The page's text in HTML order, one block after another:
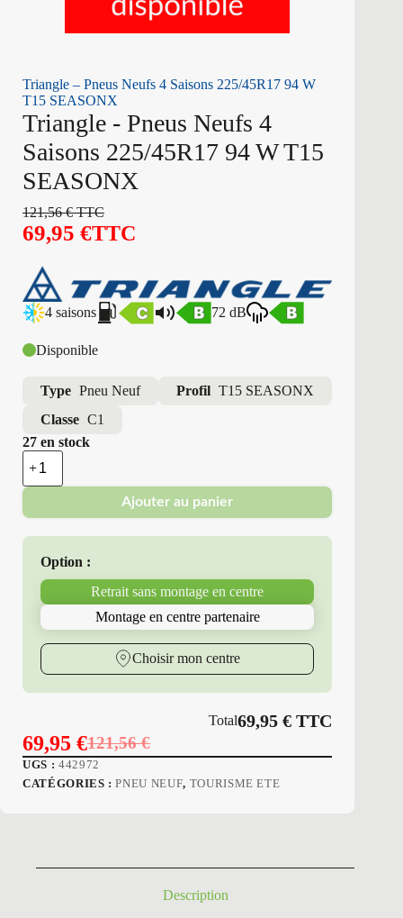
Triangle – Pneus Neufs 4 Saisons 225/45R17 94 W
T15 SEASONX
Triangle - Pneus Neufs 4
Saisons 225/45R17 94 W T15
SEASONX
121,56€TTC
69,95 €TTC
4 saisons 72 dB
Disponible
Type Pneu Neuf Profil T15 SEASONX
Classe C1
27 en stock
quantité
de
Triangle
Pneus
Neufs
Saisons
225/45R17
T15
SEASONX
Ajouter au panier
Option :
Retrait sans montage en centre
Montage en centre partenaire
Choisir mon centre
Total69,95€ TTC
121,56€
Le
prix
69,95 €Le
prix
UGS : 442972
CATÉGORIES :PNEU NEUF, TOURISME ETE
Description